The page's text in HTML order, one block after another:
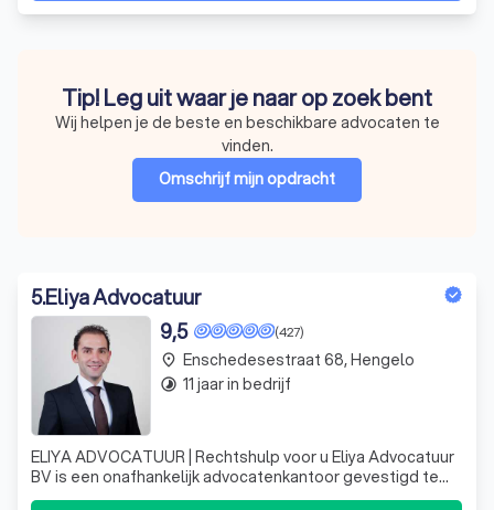
Tip! Leg uit waar je naar op zoek bent
Wij helpen je de beste en beschikbare advocaten te
vinden.
Omschrijf mijn opdracht
5.Eliya Advocatuur
(427)
9,5
ELIYA ADVOCATUUR | Rechtshulp voor u Eliya Advocatuur
BV is een onafhankelijk advocatenkantoor gevestigd te
Hengelo waarin mr. J. Eliya werkzaam is. Het
place Enschedesestraat 68, Hengelo
timelapse 11 jaar in bedrijf